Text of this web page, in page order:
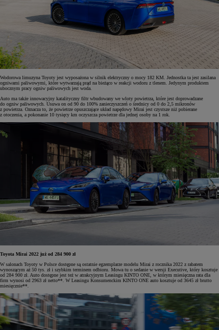
Wodorowa limuzyna Toyoty jest wyposażona w silnik elektryczny o mocy 182 KM. Jednostka ta jest zasilana
ogniwami paliwowymi, które wytwarzają prąd na bieżąco w reakcji wodoru z tlenem. Jedynym produktem
ubocznym pracy ogniw paliwowych jest woda.
Auto ma także innowacyjny katalityczny filtr wbudowany we wloty powietrza, które jest doprowadzane
do ogniw paliwowych. Usuwa on od 90 do 100% zanieczyszczeń o średnicy od 0 do 2,5 mikronów
z powietrza. Oznacza to, że powietrze opuszczające układ napędowy Mirai jest czystsze niż pobierane
z otoczenia, a pokonanie 10 tysięcy km oczyszcza powietrze dla jednej osoby na 1 rok.
Toyota Mirai 2022 już od 284 900 zł
W salonach Toyoty w Polsce dostępne są ostatnie egzemplarze modelu Mirai z rocznika 2022 z rabatem
wynoszącym aż 50 tys. zł i szybkim terminem odbioru. Mowa tu o sedanie w wersji Executive, który kosztuje
od 284 900 zł. Auto dostępne jest też w atrakcyjnym Leasingu KINTO ONE, w którym miesięczna rata dla
firm wynosi od 2963 zł netto**. W Leasingu Konsumenckim KINTO ONE auto kosztuje od 3645 zł brutto
miesięcznie**.